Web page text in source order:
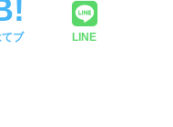
てブ LINE